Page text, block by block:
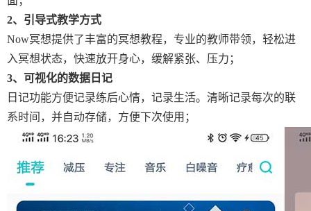
2、引导式教学方式
Now冥想提供了丰富的冥想教程，专业的教师带领，轻松进
入冥想状态，快速放开身心，缓解紧张、压力；
3、可视化的数据日记
日记功能方便记录练后心情，记录生活。清晰记录每次的联
系时间，并自动存储，方便下次使用；